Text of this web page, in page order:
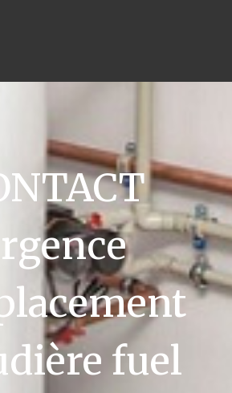
fuel